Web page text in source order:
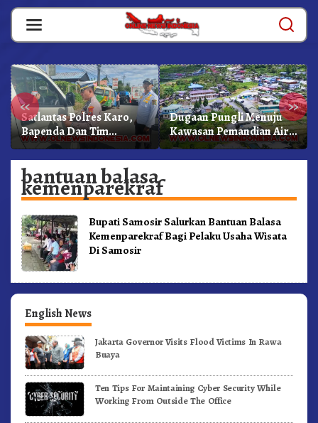
Skip
content
« »
Satlantas Polres Karo,
Bapenda Dan Tim
Lainnya Gelar Oprasi
Sadar Pajak Kenderaan
Dugaan Pungli Menuju
Kawasan Pemandian Air
Panas Semangat Gunung
– Doulu Foto Dan
bantuan balasa
kemenparekraf
Bupati Samosir Salurkan Bantuan Balasa
Kemenparekraf Bagi Pelaku Usaha Wisata
Di Samosir
English News
Jakarta Governor Visits Flood Victims In Rawa
Buaya
Ten Tips For Maintaining Cyber Security While
Working From Outside The Office